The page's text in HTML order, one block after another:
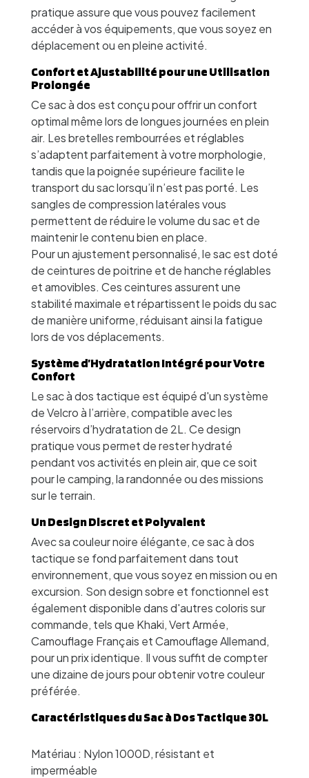
pratique assure que vous pouvez facilement
accéder à vos équipements, que vous soyez en
déplacement ou en pleine activité.
Confort et Ajustabilité pour une Utilisation
Prolongée
Ce sac à dos est conçu pour offrir un confort
optimal même lors de longues journées en plein
air. Les bretelles rembourrées et réglables
s’adaptent parfaitement à votre morphologie,
tandis que la poignée supérieure facilite le
transport du sac lorsqu’il n’est pas porté. Les
sangles de compression latérales vous
permettent de réduire le volume du sac et de
maintenir le contenu bien en place.
Pour un ajustement personnalisé, le sac est doté
de ceintures de poitrine et de hanche réglables
et amovibles. Ces ceintures assurent une
stabilité maximale et répartissent le poids du sac
de manière uniforme, réduisant ainsi la fatigue
lors de vos déplacements.
Système d’Hydratation Intégré pour Votre
Confort
Le sac à dos tactique est équipé d'un système
de Velcro à l’arrière, compatible avec les
réservoirs d’hydratation de 2L. Ce design
pratique vous permet de rester hydraté
pendant vos activités en plein air, que ce soit
pour le camping, la randonnée ou des missions
sur le terrain.
Un Design Discret et Polyvalent
Avec sa couleur noire élégante, ce sac à dos
tactique se fond parfaitement dans tout
environnement, que vous soyez en mission ou en
excursion. Son design sobre et fonctionnel est
également disponible dans d'autres coloris sur
commande, tels que Khaki, Vert Armée,
Camouflage Français et Camouflage Allemand,
pour un prix identique. Il vous suffit de compter
une dizaine de jours pour obtenir votre couleur
préférée.
Caractéristiques du Sac à Dos Tactique 30L
Matériau : Nylon 1000D, résistant et
imperméable